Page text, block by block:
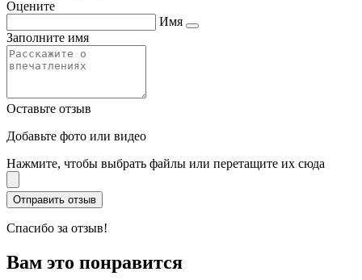
Оцените
Имя
Заполните имя
Оставьте отзыв
Добавьте фото или видео
Нажмите, чтобы выбрать файлы или перетащите их сюда
Спасибо за отзыв!
Вам это понравится